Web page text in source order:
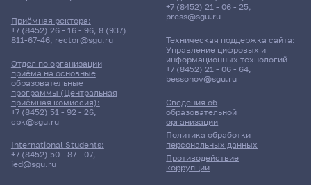
Приёмная ректора:
+7 (8452) 26 - 16 - 96, 8 (937)
811-67-46, rector@sgu.ru
Отдел по организации
приёма на основные
образовательные
программы (Центральная
приёмная комиссия):
+7 (8452) 51 - 92 - 26,
cpk@sgu.ru
International Students:
+7 (8452) 50 - 87 - 07,
ied@sgu.ru
Сведения об
образовательной
организации
Политика обработки
персональных данных
Противодействие
коррупции
+7 (8452) 21 - 06 - 25,
press@sgu.ru
Техническая поддержка сайта:
Управление цифровых и
информационных технологий
+7 (8452) 21 - 06 - 64,
bessonov@sgu.ru